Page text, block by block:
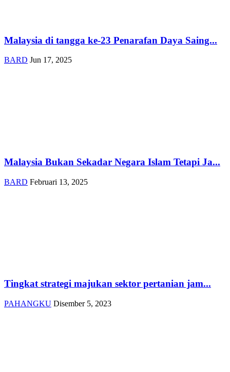
Malaysia di tangga ke-23 Penarafan Daya Saing...
BARD Jun 17, 2025
Malaysia Bukan Sekadar Negara Islam Tetapi Ja...
BARD Februari 13, 2025
Tingkat strategi majukan sektor pertanian jam...
PAHANGKU Disember 5, 2023